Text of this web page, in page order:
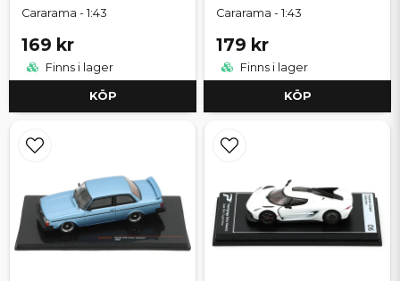
Cararama - 1:43
169 kr
Finns i lager
KÖP
Cararama - 1:43
179 kr
Finns i lager
KÖP